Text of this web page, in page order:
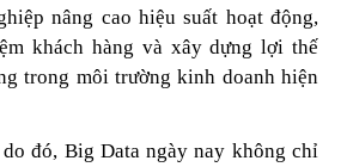
nâng cao hiệu suất hoạt động,
khách hàng và xây dựng lợi thế
trong môi trường kinh doanh hiện
đó, Big Data ngày nay không chỉ